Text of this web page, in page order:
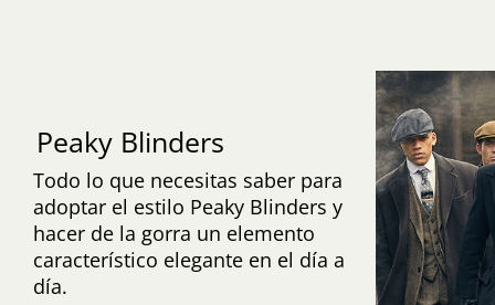
Peaky Blinders
Todo lo que necesitas saber para
adoptar el estilo Peaky Blinders y
hacer de la gorra un elemento
característico elegante en el día a
día.